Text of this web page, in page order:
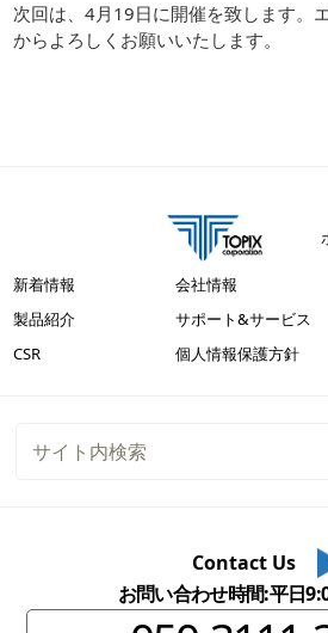
次回は、4月19日に開催を致します。
からよろしくお願いいたします。
新着情報 会社情報
製品紹介
サポート&サービス
CSR
個人情報保護方針
Contact Us
お問い合わせ時間:平日